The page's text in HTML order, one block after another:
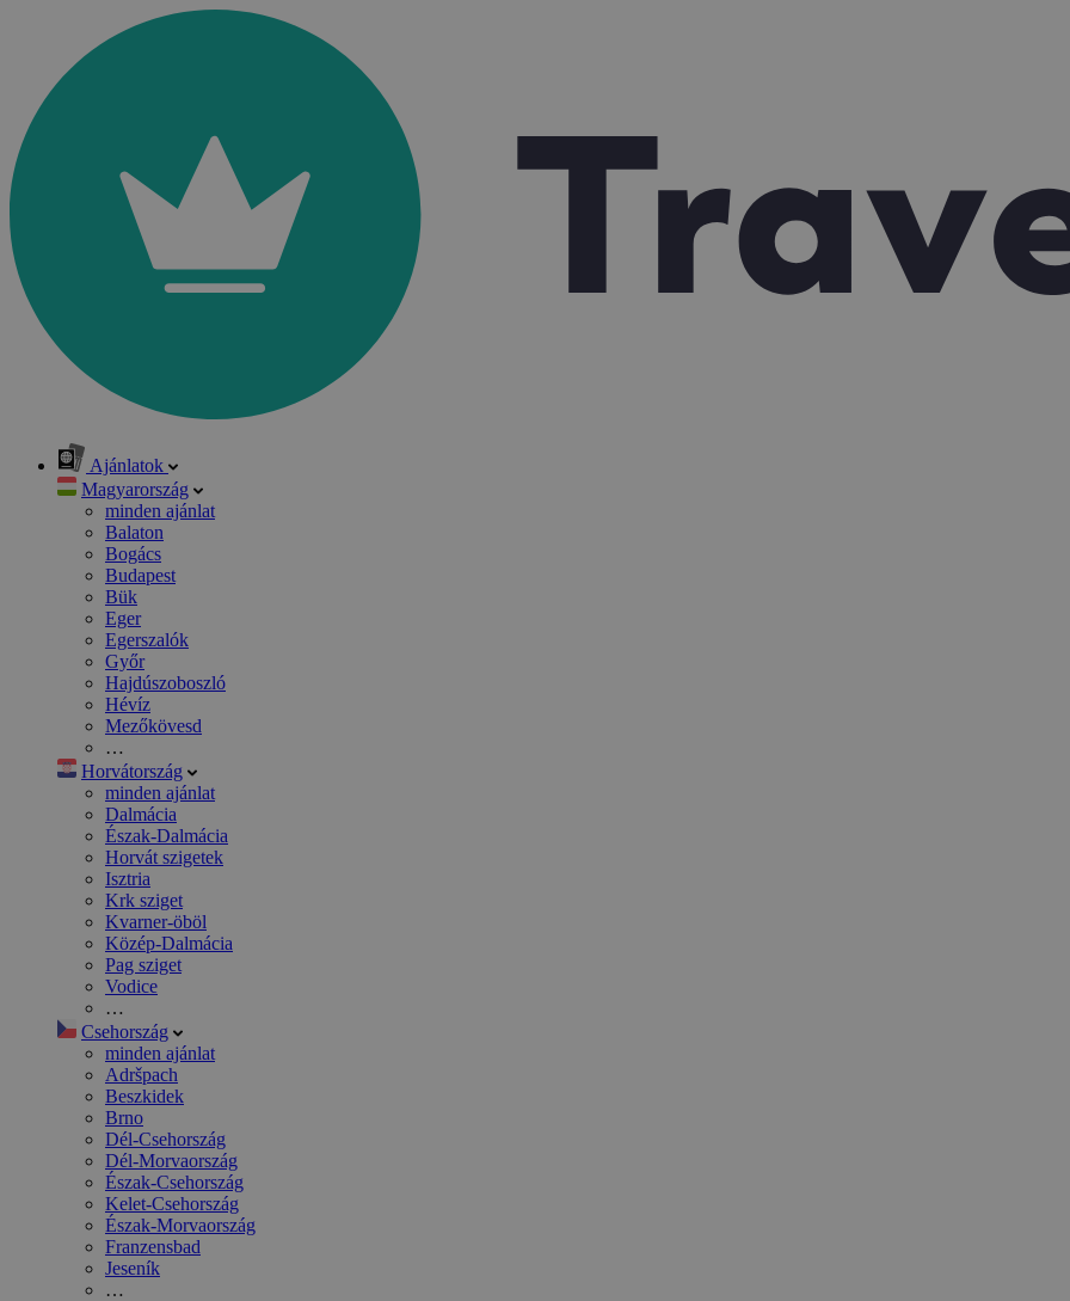
Ajánlatok
Magyarország
minden ajánlat
Balaton
Bogács
Budapest
Bük
Eger
Egerszalók
Győr
Hajdúszoboszló
Hévíz
Mezőkövesd
…
Horvátország
minden ajánlat
Dalmácia
Észak-Dalmácia
Horvát szigetek
Isztria
Krk sziget
Kvarner-öböl
Közép-Dalmácia
Pag sziget
Vodice
…
Csehország
minden ajánlat
Adršpach
Beszkidek
Brno
Dél-Csehország
Dél-Morvaország
Észak-Csehország
Kelet-Csehország
Észak-Morvaország
Franzensbad
Jeseník
…